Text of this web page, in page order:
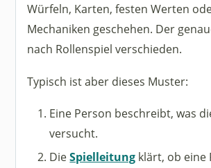
Würfeln, Karten, festen Werten
Mechaniken geschehen. Der
nach Rollenspiel verschieden.
Typisch ist aber dieses Muster:
Eine Person beschreibt, was
versucht.
DieSpielleitung klärt, ob eine